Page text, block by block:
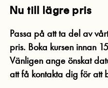
Nu till lägre pris
Passa på att ta del av
pris. Boka kursen innan
Vänligen ange önskat
att få kontakta dig för att